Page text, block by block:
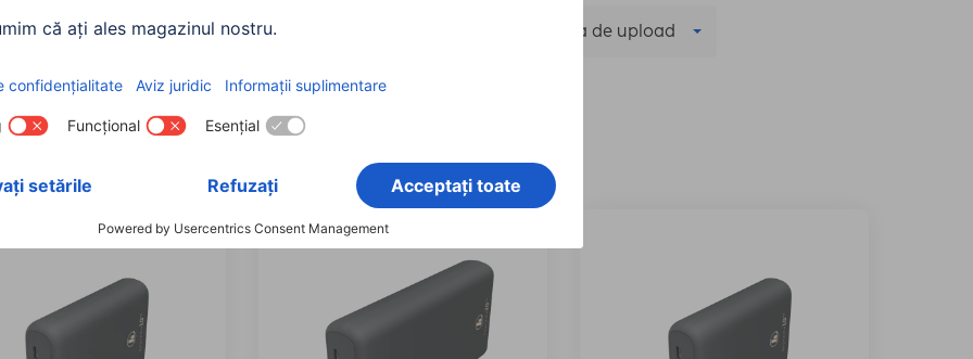
Conexiune de intrare Viteza de upload
toate